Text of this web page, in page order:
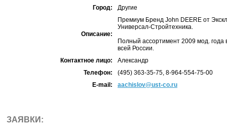
Город:
Другие
Описание:
Премиум Бренд John DEERE от
Универсал-Стройтехника.
Полный ассортимент 2009 мод.
всей России.
Контактное лицо:
Александр
Телефон:
(495) 363-35-75, 8-964-554-75-00
E-mail:
aachislov@ust-co.ru
ЗАЯВКИ: